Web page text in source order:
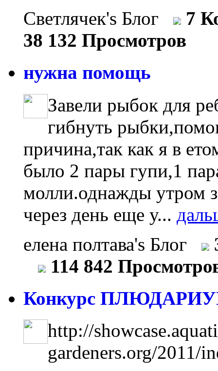
Светлячек's Блог
7
38 132 Просмотров
нужна помощь
Завели рыбок для
гибнуть
причина,так как я в
было 2 пары гупи,1
молли.однажды утром
через день еще у...
елена полтава's Блог
114 842
Конкурс
http://
gardeners.org/2011/